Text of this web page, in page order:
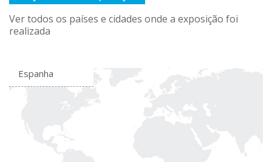
Ver todos os países e cidades onde a exposição foi
realizada
Espanha